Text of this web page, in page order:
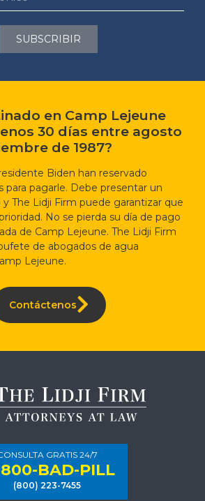
SUBSCRIBIR
en Camp Lejeune
30 días entre agosto
de 1987?
Biden han reservado
para pagarle. Debe presentar un
The Lidji Firm puede garantizar que
No se pierda su día de pago
de Camp Lejeune. The Lidji Firm
de abogados de agua
Lejeune.
Contáctenos
GRATIS 24/7
800-BAD-PILL
(800) 223-7455